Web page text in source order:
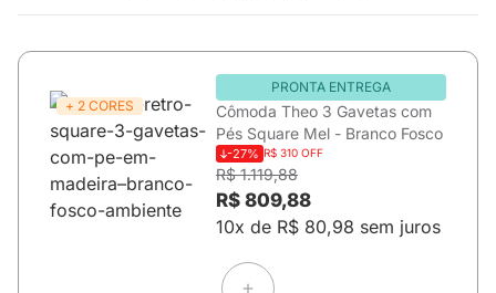
+ 2 CORES
PRONTA ENTREGA
Cômoda Theo 3 Gavetas com
Pés Square Mel - Branco Fosco
-27% R$ 310 OFF
R$ 1.119,88
R$ 809,88
10x de R$ 80,98 sem juros